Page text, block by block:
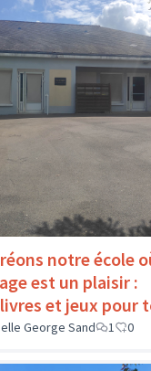
notre école
est un plaisir :
et jeux pour
George Sand 1 0